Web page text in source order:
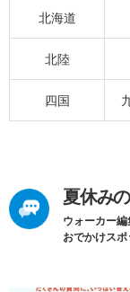
北海道
北陸
四国
夏休み
ウォーカー
おでかけスポ